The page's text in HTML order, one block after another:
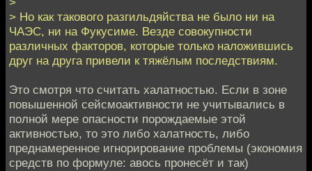
> Но как такового разгильдяйства не было ни на
ЧАЭС, ни на Фукусиме. Везде совокупности
различных факторов, которые только наложившись
друг на друга привели к тяжёлым последствиям.
Это смотря что считать халатностью. Если в зоне
повышенной сейсмоактивности не учитывались в
полной мере опасности порождаемые этой
активностью, то это либо халатность, либо
преднамеренное игнорирование проблемы (экономия
средств по формуле: авось пронесёт и так)